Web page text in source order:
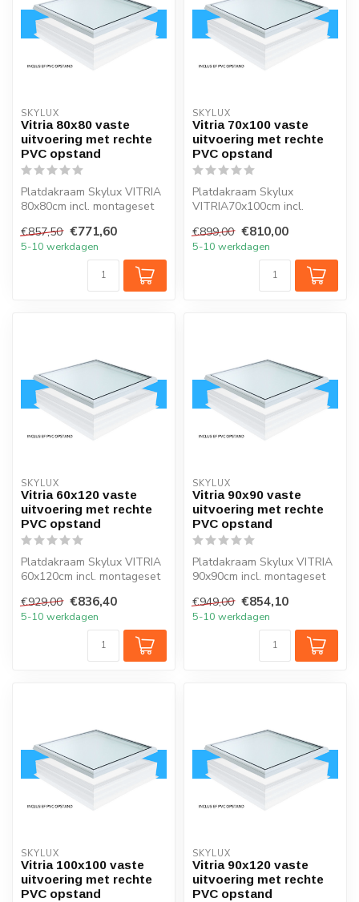
SKYLUX
Vitria 80x80 vaste
uitvoering met rechte
PVC opstand
Platdakraam Skylux VITRIA
80x80cm incl. montageset
20/00
€857,50 €771,60
5-10 werkdagen
SKYLUX
Vitria 70x100 vaste
uitvoering met rechte
PVC opstand
Platdakraam Skylux
VITRIA70x100cm incl.
opstand 20/00
€899,00 €810,00
5-10 werkdagen
SKYLUX
Vitria 60x120 vaste
uitvoering met rechte
PVC opstand
Platdakraam Skylux VITRIA
60x120cm incl. montageset
20/0...
€929,00 €836,40
5-10 werkdagen
SKYLUX
Vitria 90x90 vaste
uitvoering met rechte
PVC opstand
Platdakraam Skylux VITRIA
90x90cm incl. montageset
20/00
€949,00 €854,10
5-10 werkdagen
SKYLUX
Vitria 100x100 vaste
uitvoering met rechte
PVC opstand
SKYLUX
Vitria 90x120 vaste
uitvoering met rechte
PVC opstand